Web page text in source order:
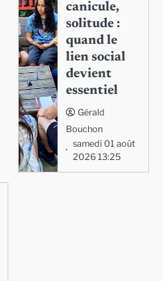
canicule,
solitude :
quand le
lien social
devient
essentiel
Gérald
Bouchon
samedi 01 août
2026 13:25